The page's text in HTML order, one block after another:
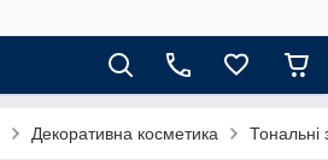
Декоративна косметика Тональні